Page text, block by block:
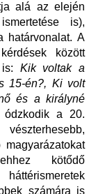
alá az elején
is),
határvonalat. A
között
Kik voltak a
15-én?, Ki volt
és a királyné
ódzkodik a 20.
kötődő
számára is